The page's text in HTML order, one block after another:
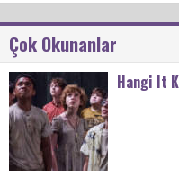
Çok Okunanlar
Hangi It